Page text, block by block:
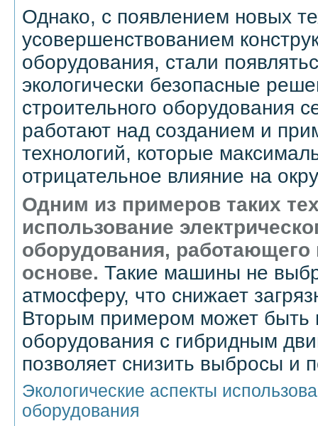
Однако, с появлением новых
усовершенствованием
оборудования, стали
экологически безопасные
строительного оборудования
работают над созданием и
технологий, которые
отрицательное влияние на
Одним из примеров таких
использование
оборудования, работающего
основе. Такие машины не
атмосферу, что снижает
Вторым примером может быть
оборудования с гибридным
позволяет снизить выбросы и
Экологические аспекты
оборудования